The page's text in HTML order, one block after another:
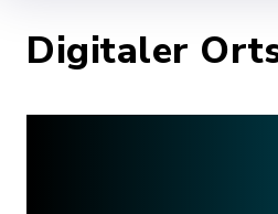
Digitaler